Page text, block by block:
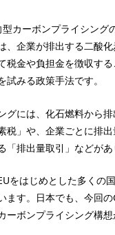
カーボンプライシング
、企業が排出する二酸
税金や負担金を徴収す
試みる政策手法です。
グには、化石燃料から
税」や、企業ごとに排
「排出量取引」などがあ
をはじめとした多くの
ます。日本でも、今回
ーボンプライシング構